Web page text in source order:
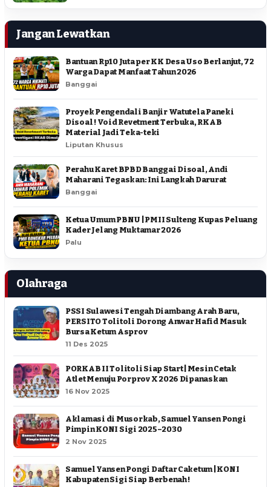
Jangan Lewatkan
Bantuan Rp10 Juta per KK Desa Uso Berlanjut, 72
Warga Dapat Manfaat Tahun 2026
Banggai
Proyek Pengendali Banjir Watutela Paneki
Disoal ! Void Revetment Terbuka, RKAB
Material Jadi Teka-teki
Liputan Khusus
Perahu Karet BPBD Banggai Disoal, Andi
Maharani Tegaskan: Ini Langkah Darurat
Banggai
Ketua Umum PBNU | PMII Sulteng Kupas Peluang
Kader Jelang Muktamar 2026
Palu
Olahraga
PSSI Sulawesi Tengah Diambang Arah Baru,
PERSITO Tolitoli Dorong Anwar Hafid Masuk
Bursa Ketum Asprov
11 Des 2025
PORKAB II Tolitoli Siap Start | Mesin Cetak
Atlet Menuju Porprov X 2026 Dipanaskan
16 Nov 2025
Aklamasi di Musorkab, Samuel Yansen Pongi
Pimpin KONI Sigi 2025–2030
2 Nov 2025
Samuel Yansen Pongi Daftar Caketum | KONI
Kabupaten Sigi Siap Berbenah !